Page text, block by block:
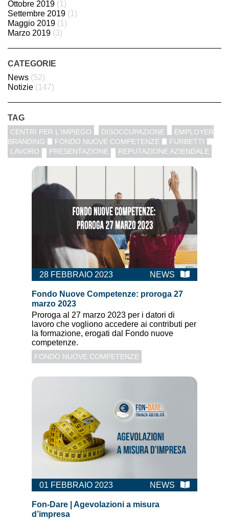
Ottobre 2019 (1)
Settembre 2019 (1)
Maggio 2019 (1)
Marzo 2019 (3)
CATEGORIE
News (52)
Notizie (147)
TAG
CENTRI PER L'IMPIEGO DISOCCUPAZIONE
EMPLOYER
BRANDING
FONDO NUOVE COMPETENZE
FURBETTI
LAVORO
PRESENTAZIONE REPUTAZIONE AZIENDALE
28 FEBBRAIO 2023 NEWS
Fondo Nuove Competenze: proroga 27
marzo 2023
Proroga al 27 marzo 2023 per i datori di
lavoro che vogliono accedere ai contributi per
la formazione, erogati dal Fondo nuove
competenze.
FONDO NUOVE COMPETENZE
01 FEBBRAIO 2023 NEWS
Fon-Dare | Agevolazioni a misura
d’impresa